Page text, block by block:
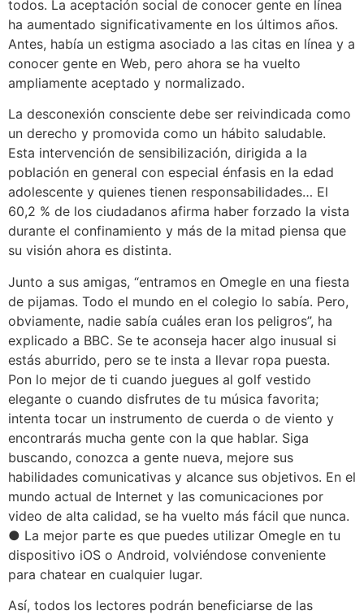
todos. La aceptación social de conocer gente en línea
ha aumentado significativamente en los últimos años.
Antes, había un estigma asociado a las citas en línea y a
conocer gente en Web, pero ahora se ha vuelto
ampliamente aceptado y normalizado.
La desconexión consciente debe ser reivindicada como
un derecho y promovida como un hábito saludable.
Esta intervención de sensibilización, dirigida a la
población en general con especial énfasis en la edad
adolescente y quienes tienen responsabilidades… El
60,2 % de los ciudadanos afirma haber forzado la vista
durante el confinamiento y más de la mitad piensa que
su visión ahora es distinta.
Junto a sus amigas, “entramos en Omegle en una fiesta
de pijamas. Todo el mundo en el colegio lo sabía. Pero,
obviamente, nadie sabía cuáles eran los peligros”, ha
explicado a BBC. Se te aconseja hacer algo inusual si
estás aburrido, pero se te insta a llevar ropa puesta.
Pon lo mejor de ti cuando juegues al golf vestido
elegante o cuando disfrutes de tu música favorita;
intenta tocar un instrumento de cuerda o de viento y
encontrarás mucha gente con la que hablar. Siga
buscando, conozca a gente nueva, mejore sus
habilidades comunicativas y alcance sus objetivos. En el
mundo actual de Internet y las comunicaciones por
video de alta calidad, se ha vuelto más fácil que nunca.
● La mejor parte es que puedes utilizar Omegle en tu
dispositivo iOS o Android, volviéndose conveniente
para chatear en cualquier lugar.
Así, todos los lectores podrán beneficiarse de las